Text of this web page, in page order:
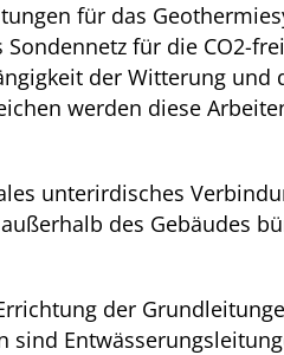
für das
für die CO2-
der Witterung und
werden diese
unterirdisches
des Gebäudes
der
sind